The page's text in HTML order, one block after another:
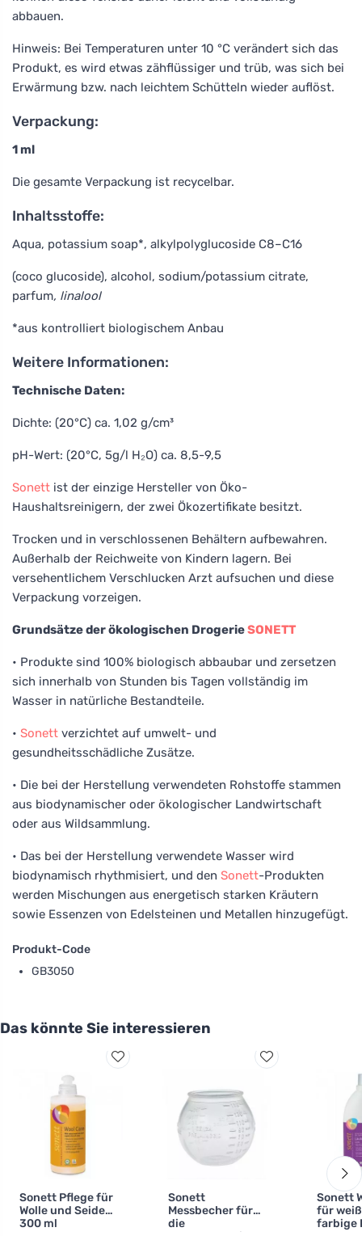
abbauen.
Hinweis: Bei Temperaturen unter 10 °C verändert sich das
Produkt, es wird etwas zähflüssiger und trüb, was sich bei
Erwärmung bzw. nach leichtem Schütteln wieder auflöst.
Verpackung:
1 ml
Die gesamte Verpackung ist recycelbar.
Inhaltsstoffe:
Aqua, potassium soap*, alkylpolyglucoside C8–C16
(coco glucoside), alcohol, sodium/potassium citrate,
parfum, linalool
*aus kontrolliert biologischem Anbau
Weitere Informationen:
Technische Daten:
Dichte: (20°C) ca. 1,02 g/cm³
pH-Wert: (20°C, 5g/l H₂O) ca. 8,5-9,5
Sonett ist der einzige Hersteller von Öko-
Haushaltsreinigern, der zwei Ökozertifikate besitzt.
Trocken und in verschlossenen Behältern aufbewahren.
Außerhalb der Reichweite von Kindern lagern. Bei
versehentlichem Verschlucken Arzt aufsuchen und diese
Verpackung vorzeigen.
Grundsätze der ökologischen DrogerieSONETT
• Produkte sind 100% biologisch abbaubar und zersetzen
sich innerhalb von Stunden bis Tagen vollständig im
Wasser in natürliche Bestandteile.
• Sonett verzichtet auf umwelt- und
gesundheitsschädliche Zusätze.
• Die bei der Herstellung verwendeten Rohstoffe stammen
aus biodynamischer oder ökologischer Landwirtschaft
oder aus Wildsammlung.
• Das bei der Herstellung verwendete Wasser wird
biodynamisch rhythmisiert, und den Sonett-Produkten
werden Mischungen aus energetisch starken Kräutern
sowie Essenzen von Edelsteinen und Metallen hinzugefügt.
Produkt-Code
GB3050
Das könnte Sie interessieren
Sonett Pflege für
Wolle und Seide
300 ml
Sonett
Messbecher für
die
Sonett
für
farbige